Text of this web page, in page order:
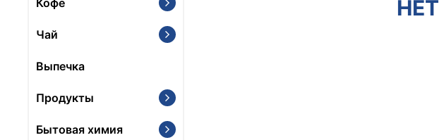
Кофе
Чай
Выпечка
Продукты
Бытовая химия